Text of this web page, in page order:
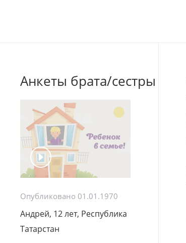
Анкеты брата/сестры
Опубликовано 01.01.1970
Андрей, 12 лет, Республика
Татарстан